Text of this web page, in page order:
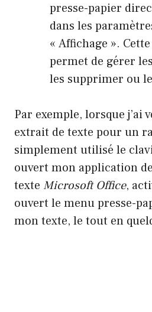
presse-papier
dans les
« Affichage ».
permet de gérer
les supprimer ou
Par exemple, lorsque j’ai
extrait de texte pour un
simplement utilisé le
ouvert mon application
texte Microsoft Office,
ouvert le menu presse-
mon texte, le tout en